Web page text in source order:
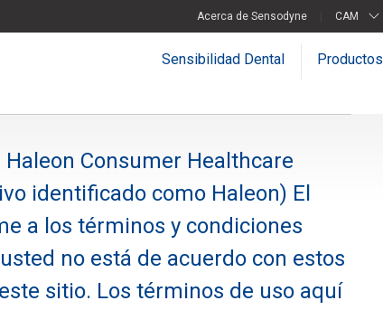
Acerca de Sensodyne CAM
Sensibilidad Dental Productos
Consumer Healthcare
identificado como Haleon) El
a los términos y condiciones
no está de acuerdo con estos
sitio. Los términos de uso aquí